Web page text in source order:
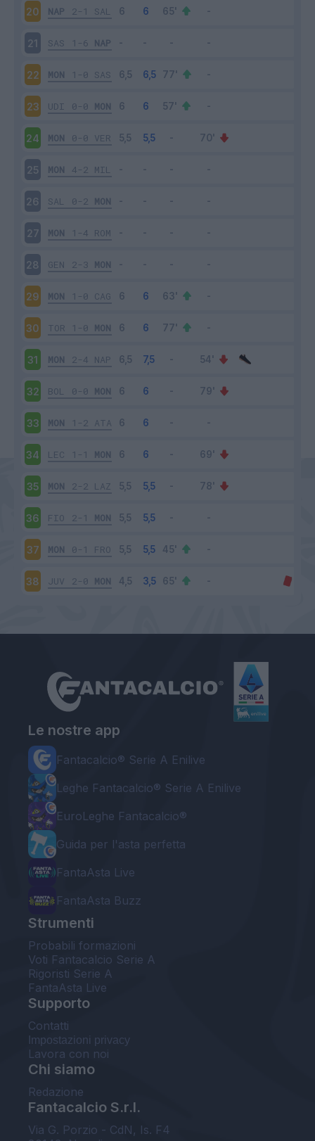
20 NAP 2-1 SAL
21 SAS 1-6 NAP
22 MON 1-0 SAS
23 UDI 0-0 MON
24 MON 0-0 VER
25 MON 4-2 MIL
26 SAL 0-2 MON
27 MON 1-4 ROM
28 GEN 2-3 MON
29 MON 1-0 CAG
30 TOR 1-0 MON
31 MON 2-4 NAP
32 BOL 0-0 MON
33 MON 1-2 ATA
34 LEC 1-1 MON
35 MON 2-2 LAZ
36 FIO 2-1 MON
37 MON 0-1 FRO
38 JUV 2-0 MON
Le nostre app
Fantacalcio® Serie A Enilive
Leghe Fantacalcio® Serie A Enilive
EuroLeghe Fantacalcio®
Guida per l'asta perfetta
FantaAsta Live
FantaAsta Buzz
Strumenti
Probabili formazioni
Voti Fantacalcio Serie A
Rigoristi Serie A
FantaAsta Live
Supporto
Contatti
Impostazioni privacy
Lavora con noi
Chi siamo
Redazione
Fantacalcio S.r.l.
Via G. Porzio - CdN, Is. F4